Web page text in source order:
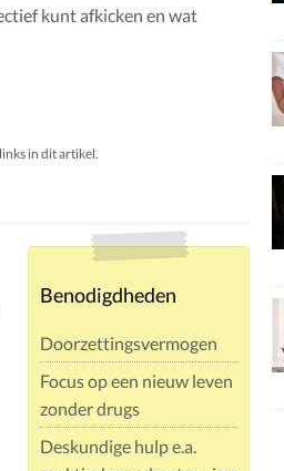
kunt afkicken en wat
in dit artikel.
Benodigdheden
Doorzettingsvermogen
Focus op een nieuw leven
zonder drugs
Deskundige hulp e.a.